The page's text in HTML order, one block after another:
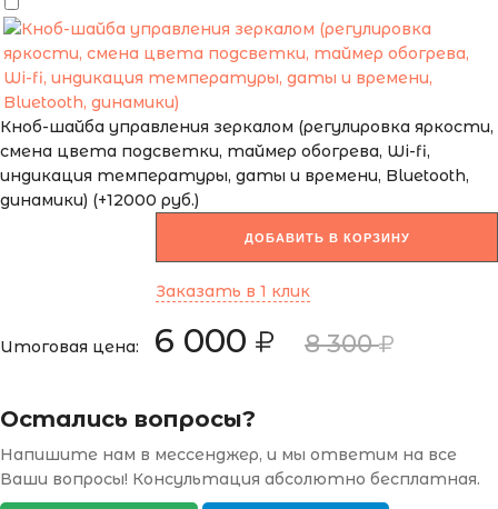
Кноб-шайба управления зеркалом (регулировка яркости,
смена цвета подсветки, таймер обогрева, Wi-fi,
индикация температуры, даты и времени, Bluetooth,
динамики) (+12000 руб.)
ДОБАВИТЬ В КОРЗИНУ
Заказать в 1 клик
Итоговая цена: 6 000 8 300
Остались вопросы?
Напишите нам в мессенджер, и мы ответим на все
Ваши вопросы! Консультация абсолютно бесплатная.